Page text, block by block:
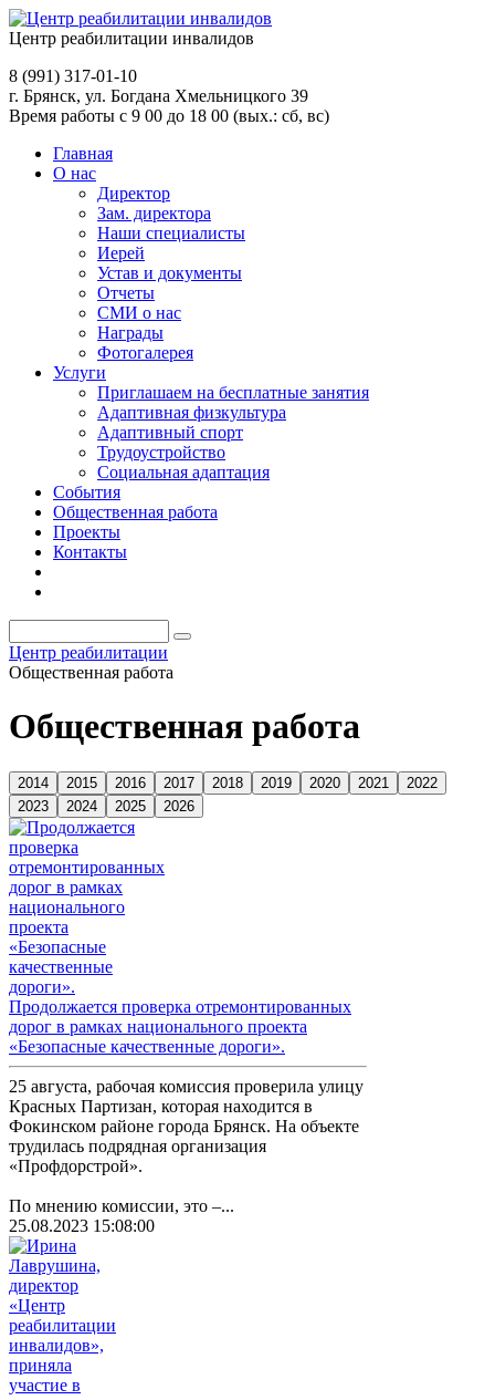
Центр реабилитации инвалидов
8 (991) 317-01-10
г. Брянск, ул. Богдана Хмельницкого 39
Время работы с 9 00 до 18 00 (вых.: сб, вс)
Главная
О нас
Директор
Зам. директора
Наши специалисты
Иерей
Устав и документы
Отчеты
СМИ о нас
Награды
Фотогалерея
Услуги
Приглашаем на бесплатные занятия
Адаптивная физкультура
Адаптивный спорт
Трудоустройство
Социальная адаптация
События
Общественная работа
Проекты
Контакты
Центр реабилитации
Общественная работа
Общественная работа
Продолжается проверка отремонтированных
дорог в рамках национального проекта
«Безопасные качественные дороги».
25 августа, рабочая комиссия проверила улицу
Красных Партизан, которая находится в
Фокинском районе города Брянск. На объекте
трудилась подрядная организация
«Профдорстрой».
По мнению комиссии, это –...
25.08.2023 15:08:00